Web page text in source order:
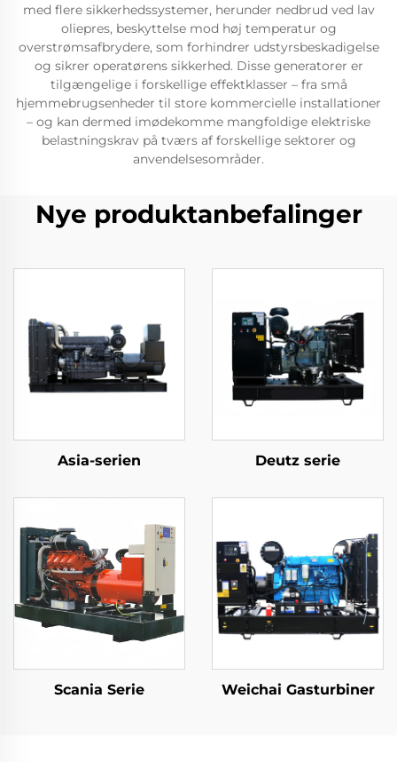
med flere sikkerhedssystemer, herunder nedbrud ved lav
oliepres, beskyttelse mod høj temperatur og
overstrømsafbrydere, som forhindrer udstyrsbeskadigelse
og sikrer operatørens sikkerhed. Disse generatorer er
tilgængelige i forskellige effektklasser – fra små
hjemmebrugsenheder til store kommercielle installationer
– og kan dermed imødekomme mangfoldige elektriske
belastningskrav på tværs af forskellige sektorer og
anvendelsesområder.
Nye produktanbefalinger
Asia-serien Deutz serie
Scania Serie Weichai Gasturbiner